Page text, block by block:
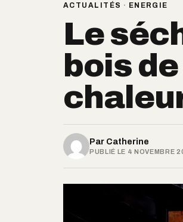
ACTUALITÉS · ENERGIE
Le
bois
Par Catherine
PUBLIÉ LE 4 NOVEMBRE